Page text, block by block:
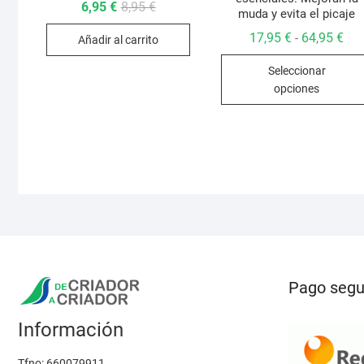
8,95€El
era:
8,95 €.
6,95 €
El
es:
6,95 €.
Añadir al carrito
muda y evita el picaje
17,95€ - 64,95€
Seleccionar
opciones
Información
Pago